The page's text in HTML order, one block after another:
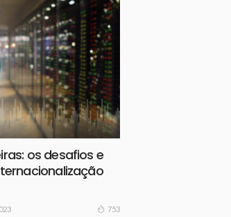
os desafios e
753